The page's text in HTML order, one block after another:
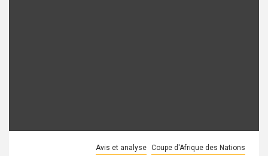
Avis et analyse Coupe d'Afrique des Nations